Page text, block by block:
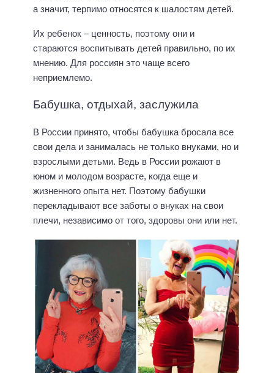
а значит, терпимо относятся к шалостям детей.
Их ребенок – ценность, поэтому они и
стараются воспитывать детей правильно, по их
мнению. Для россиян это чаще всего
неприемлемо.
Бабушка, отдыхай, заслужила
В России принято, чтобы бабушка бросала все
свои дела и занималась не только внуками, но и
взрослыми детьми. Ведь в России рожают в
юном и молодом возрасте, когда еще и
жизненного опыта нет. Поэтому бабушки
перекладывают все заботы о внуках на свои
плечи, независимо от того, здоровы они или нет.